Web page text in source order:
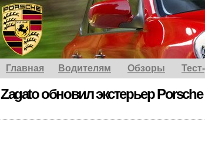
Главная Водителям Обзоры
Zagato обновил экстерьер Porsche